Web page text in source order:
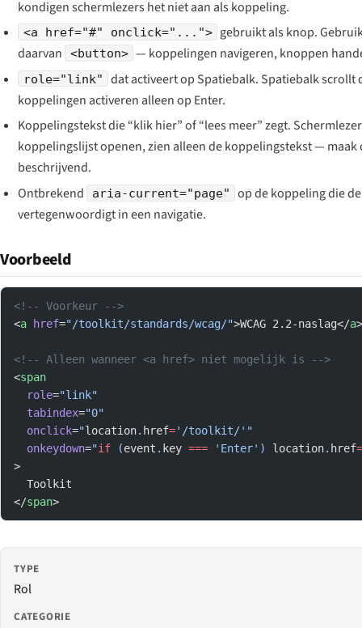
kondigen schermlezers het niet aan als koppeling.
<a href="#" onclick="...">
gebruikt als knop.
daarvan
<button> — koppelingen navigeren, knoppen
role="link"
dat activeert op Spatiebalk. Spatiebalk scrollt
koppelingen activeren alleen op Enter.
Koppelingstekst die “klik hier” of “lees meer” zegt.
koppelingslijst openen, zien alleen de koppelingstekst — maak
beschrijvend.
Ontbrekend
aria-current="page"
op de koppeling die
vertegenwoordigt in een navigatie.
Voorbeeld
<!-- Voorkeur -->
<a href="/toolkit/standards/wcag/">WCAG 2.2-naslag</a>
<!-- Alleen wanneer <a href> niet mogelijk is -->
<span
  role
="link"
  tabindex
="0"
  onclick
="location. href='/toolkit/'"
  onkeydown
="if (event . key === 'Enter') location. href=
>
  Toolkit
</span>
TYPE
Rol
CATEGORIE